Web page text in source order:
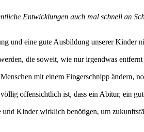
Entwicklungen auch mal schnell an
und eine gute Ausbildung unserer Kinder
die soweit, wie nur irgendwas
mit einem Fingerschnipp ändern,
offensichtlich ist, dass ein Abitur, ein
Kinder wirklich benötigen, um